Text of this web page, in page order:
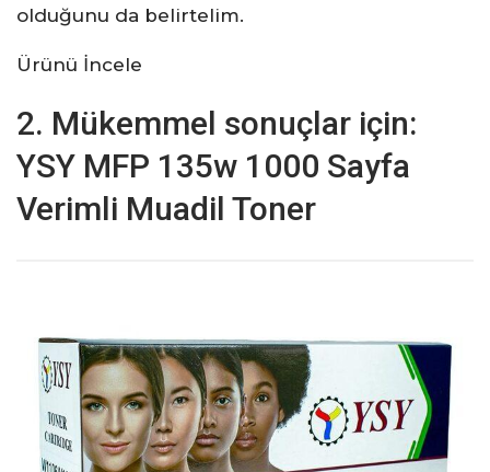
olduğunu da belirtelim.
Ürünü İncele
2. Mükemmel sonuçlar için:
YSY MFP 135w 1000 Sayfa
Verimli Muadil Toner